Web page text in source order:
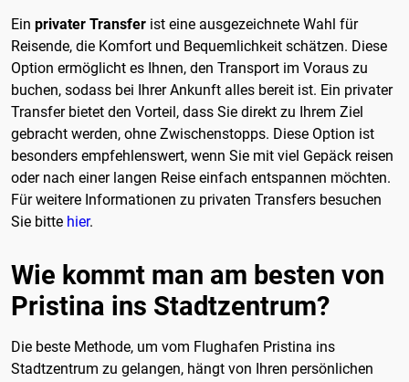
Ein privater Transfer ist eine ausgezeichnete Wahl für
Reisende, die Komfort und Bequemlichkeit schätzen. Diese
Option ermöglicht es Ihnen, den Transport im Voraus zu
buchen, sodass bei Ihrer Ankunft alles bereit ist. Ein privater
Transfer bietet den Vorteil, dass Sie direkt zu Ihrem Ziel
gebracht werden, ohne Zwischenstopps. Diese Option ist
besonders empfehlenswert, wenn Sie mit viel Gepäck reisen
oder nach einer langen Reise einfach entspannen möchten.
Für weitere Informationen zu privaten Transfers besuchen
Sie bitte hier.
Wie kommt man am besten von
Pristina ins Stadtzentrum?
Die beste Methode, um vom Flughafen Pristina ins
Stadtzentrum zu gelangen, hängt von Ihren persönlichen